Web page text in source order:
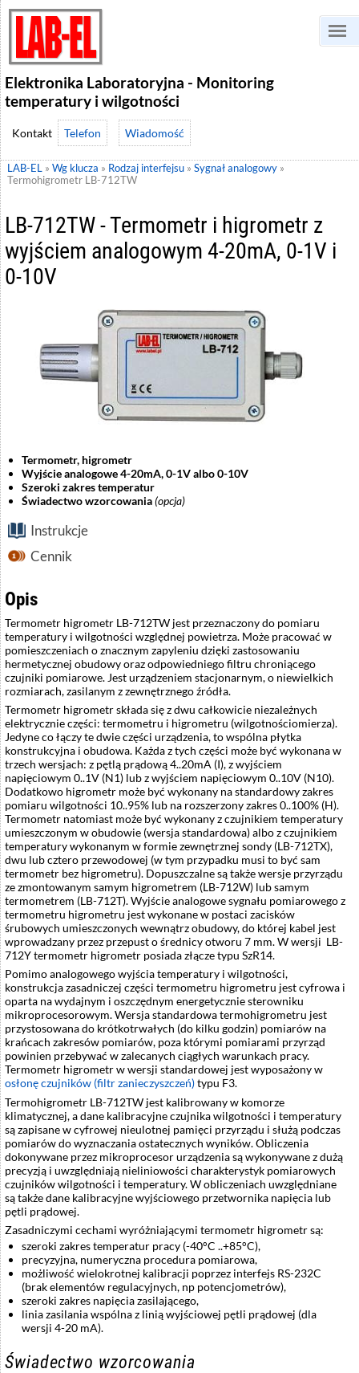
Elektronika Laboratoryjna - Monitoring
temperatury i wilgotności
Telefon Wiadomość
LAB-EL » Wg klucza » Rodzaj interfejsu » Sygnał analogowy »
Termohigrometr LB-712TW
LB-712TW - Termometr i higrometr z
wyjściem analogowym 4-20mA, 0-1V i
0-10V
Termometr, higrometr
Wyjście analogowe 4-20mA, 0-1V albo 0-10V
Szeroki zakres temperatur
Świadectwo wzorcowania(opcja)
Instrukcje
Cennik
Opis
Termometr higrometr LB-712TW jest przeznaczony do pomiaru
temperatury i wilgotności względnej powietrza. Może pracować w
pomieszczeniach o znacznym zapyleniu dzięki zastosowaniu
hermetycznej obudowy oraz odpowiedniego filtru chroniącego
czujniki pomiarowe. Jest urządzeniem stacjonarnym, o niewielkich
rozmiarach, zasilanym z zewnętrznego źródła.
Termometr higrometr składa się z dwu całkowicie niezależnych
elektrycznie części: termometru i higrometru (wilgotnościomierza).
Jedyne co łączy te dwie części urządzenia, to wspólna płytka
konstrukcyjna i obudowa. Każda z tych części może być wykonana w
trzech wersjach: z pętlą prądową 4..20mA (I), z wyjściem
napięciowym 0..1V (N1) lub z wyjściem napięciowym 0..10V (N10).
Dodatkowo higrometr może być wykonany na standardowy zakres
pomiaru wilgotności 10..95% lub na rozszerzony zakres 0..100% (H).
Termometr natomiast może być wykonany z czujnikiem temperatury
umieszczonym w obudowie (wersja standardowa) albo z czujnikiem
temperatury wykonanym w formie zewnętrznej sondy (LB-712TX),
dwu lub cztero przewodowej (w tym przypadku musi to być sam
termometr bez higrometru). Dopuszczalne są także wersje przyrządu
ze zmontowanym samym higrometrem (LB-712W) lub samym
termometrem (LB-712T). Wyjście analogowe sygnału pomiarowego z
termometru higrometru jest wykonane w postaci zacisków
śrubowych umieszczonych wewnątrz obudowy, do której kabel jest
wprowadzany przez przepust o średnicy otworu 7 mm. W wersji LB-
712Y termometr higrometr posiada złącze typu SzR14.
Pomimo analogowego wyjścia temperatury i wilgotności,
konstrukcja zasadniczej części termometru higrometru jest cyfrowa i
oparta na wydajnym i oszczędnym energetycznie sterowniku
mikroprocesorowym. Wersja standardowa termohigrometru jest
przystosowana do krótkotrwałych (do kilku godzin) pomiarów na
krańcach zakresów pomiarów, poza którymi pomiarami przyrząd
powinien przebywać w zalecanych ciągłych warunkach pracy.
Termometr higrometr w wersji standardowej jest wyposażony w
osłonę czujników (filtr zanieczyszczeń)typu F3.
Termohigrometr LB-712TW jest kalibrowany w komorze
klimatycznej, a dane kalibracyjne czujnika wilgotności i temperatury
są zapisane w cyfrowej nieulotnej pamięci przyrządu i służą podczas
pomiarów do wyznaczania ostatecznych wyników. Obliczenia
dokonywane przez mikroprocesor urządzenia są wykonywane z dużą
precyzją i uwzględniają nieliniowości charakterystyk pomiarowych
czujników wilgotności i temperatury. W obliczeniach uwzględniane
są także dane kalibracyjne wyjściowego przetwornika napięcia lub
pętli prądowej.
Zasadniczymi cechami wyróżniającymi termometr higrometr są:
szeroki zakres temperatur pracy (-40°C ..+85°C),
precyzyjna, numeryczna procedura pomiarowa,
możliwość wielokrotnej kalibracji poprzez interfejs RS-232C
(brak elementów regulacyjnych, np potencjometrów),
szeroki zakres napięcia zasilającego,
linia zasilania wspólna z linią wyjściowej pętli prądowej (dla
wersji 4-20 mA).
Świadectwo wzorcowania